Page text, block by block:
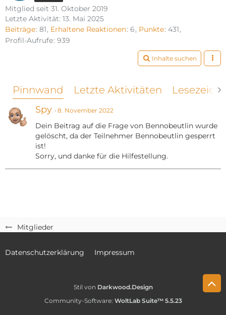
Mitglieder
Mitglied seit 31. Oktober 2019
Letzte Aktivität: 13. Mai 2025
Beiträge 81 Erhaltene Reaktionen 6 Punkte 431
Profil-Aufrufe 939
Inhalte suchen
Pinnwand Letzte Aktivitäten
Spy 8. November 2022
Dein Beitrag auf die Frage von Bennobeutlin wurde
gelöscht, da der Teilnehmer Bennobeutlin gesperrt
ist!
Sorry, und danke für die Hilfestellung.
Datenschutzerklärung Impressum
Stil von Darkwood.Design
Community-Software: WoltLab Suite™ 5.5.23